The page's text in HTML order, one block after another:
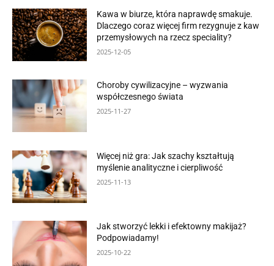
Kawa w biurze, która naprawdę smakuje.
Dlaczego coraz więcej firm rezygnuje z kaw
przemysłowych na rzecz speciality?
2025-12-05
Choroby cywilizacyjne – wyzwania
współczesnego świata
2025-11-27
Więcej niż gra: Jak szachy kształtują
myślenie analityczne i cierpliwość
2025-11-13
Jak stworzyć lekki i efektowny makijaż?
Podpowiadamy!
2025-10-22